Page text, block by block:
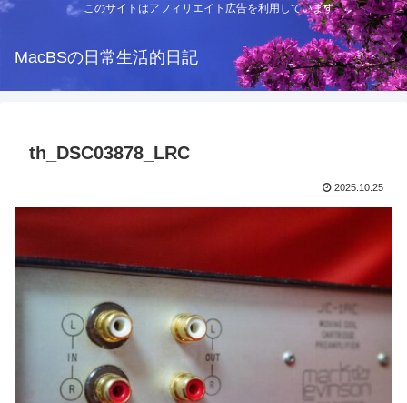
このサイトはアフィリエイト広告を利用しています
MacBSの日常生活的日記
th_DSC03878_LRC
2025.10.25